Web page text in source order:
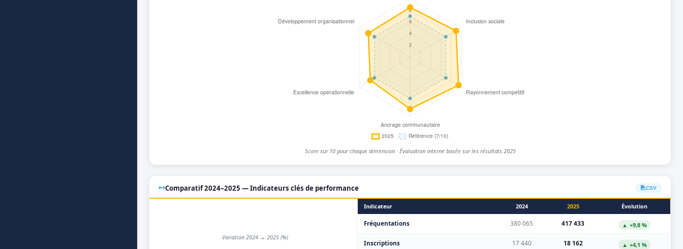
Score sur 10 pour chaque dimension · Évaluation interne basée sur les résultats 2025
Comparatif 2024–2025 — Indicateurs clés de performance CSV
Variation 2024 → 2025 (%)
Indicateur 2024 2025 Évolution
Fréquentations 380 065 417 433 ▲ +9,8 %
Inscriptions 17 440 18 162 ▲ +4,1 %